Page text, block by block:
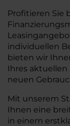
Profitieren Sie
individuellen
bieten wir
Ihres aktuellen
neuen
Mit unserem
Ihnen eine
in einem